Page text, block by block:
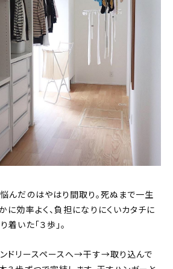
んだのはやはり間取り。死ぬまで一生
に効率よく、負担になりにくいカタチに
いた「３歩」。
ドリースペースへ→干す→取り込んで